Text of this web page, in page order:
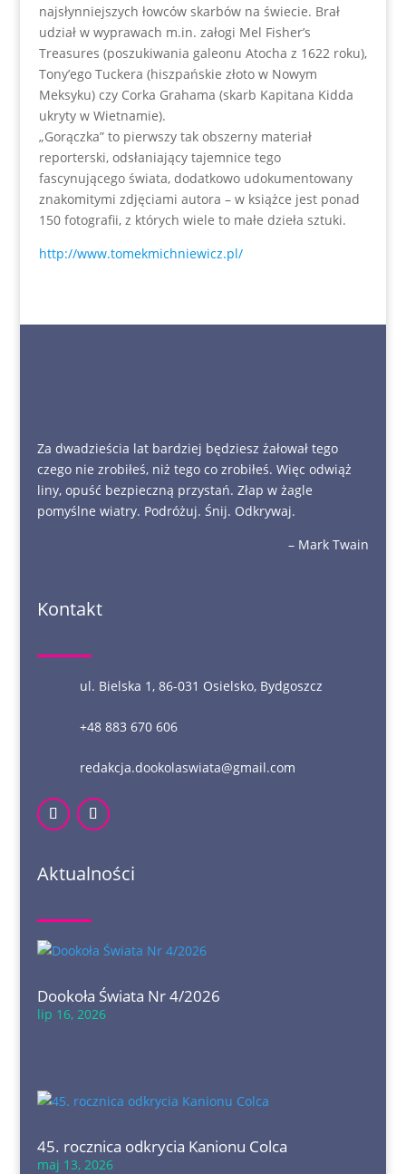
najsłynniejszych łowców skarbów na świecie. Brał
udział w wyprawach m.in. załogi Mel Fisher’s
Treasures (poszukiwania galeonu Atocha z 1622 roku),
Tony’ego Tuckera (hiszpańskie złoto w Nowym
Meksyku) czy Corka Grahama (skarb Kapitana Kidda
ukryty w Wietnamie).
„Gorączka” to pierwszy tak obszerny materiał
reporterski, odsłaniający tajemnice tego
fascynującego świata, dodatkowo udokumentowany
znakomitymi zdjęciami autora – w książce jest ponad
150 fotografii, z których wiele to małe dzieła sztuki.
http://www.tomekmichniewicz.pl/
Za dwadzieścia lat bardziej będziesz żałował tego
czego nie zrobiłeś, niż tego co zrobiłeś. Więc odwiąż
liny, opuść bezpieczną przystań. Złap w żagle
pomyślne wiatry. Podróżuj. Śnij. Odkrywaj.
– Mark Twain
Kontakt
ul. Bielska 1, 86-031 Osielsko, Bydgoszcz
+48 883 670 606
redakcja.dookolaswiata@gmail.com
Aktualności
Dookoła Świata Nr 4/2026
lip 16, 2026
45. rocznica odkrycia Kanionu Colca
maj 13, 2026